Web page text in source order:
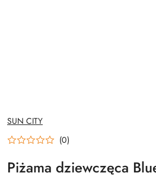
NAZWA
PRODUCENTA:
SUN CITY
(0)
Piżama dziewczęca